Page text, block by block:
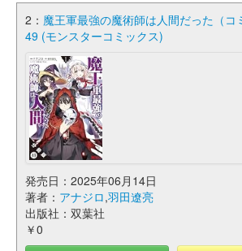
2： 魔王軍最強の魔術師は人間だった（コ
49 (モンスターコミックス)
発売日：2025年06月14日
著者： アナジロ,羽田遼亮
出版社：双葉社
￥0